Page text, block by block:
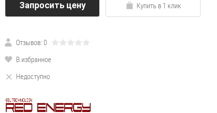
Запросить цену Купить в 1 клик
Отзывов: 0
В избранное
Недоступно